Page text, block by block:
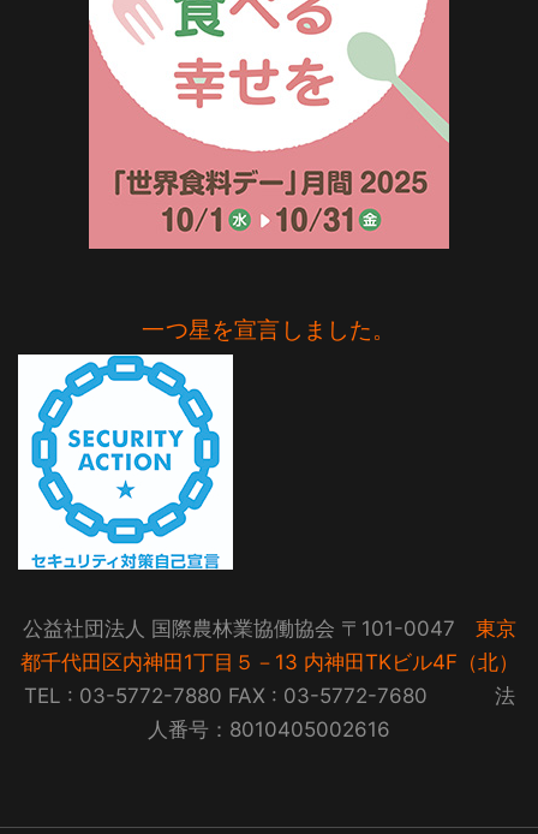
一つ星を宣言しました。
公益社団法人 国際農林業協働協会 〒101-0047 東京
都千代田区内神田1丁目５－13 内神田TKビル4F（北）
TEL : 03-5772-7880 FAX : 03-5772-7680 法
人番号：8010405002616